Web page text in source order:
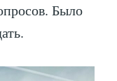
Было